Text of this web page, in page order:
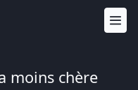
moins chère